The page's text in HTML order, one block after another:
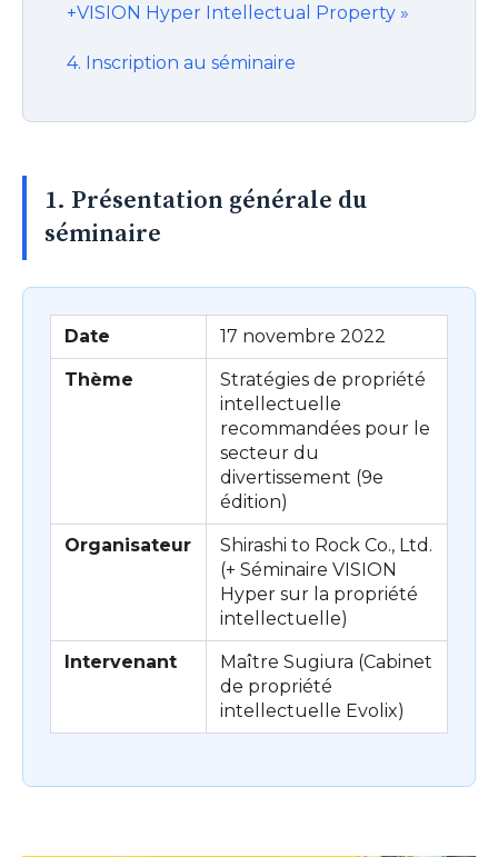
+VISION Hyper Intellectual Property »
4. Inscription au séminaire
1. Présentation générale du
séminaire
Date 17 novembre 2022
Thème
Stratégies de propriété
intellectuelle
recommandées pour le
secteur du
divertissement (9e
édition)
Organisateur
Shirashi to Rock Co., Ltd.
(+ Séminaire VISION
Hyper sur la propriété
intellectuelle)
Intervenant
Maître Sugiura (Cabinet
de propriété
intellectuelle Evolix)